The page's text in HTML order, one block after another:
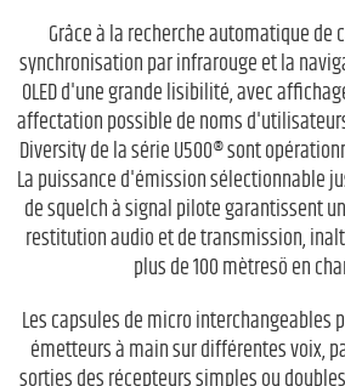
Grâce à la recherche automatique de
synchronisation par infrarouge et la
OLED d'une grande lisibilité, avec
affectation possible de noms
Diversity de la série U500® sont
La puissance d'émission sélectionnable
de squelch à signal pilote garantissent
restitution audio et de transmission,
plus de 100 mètresö en
Les capsules de micro interchangeables
émetteurs à main sur différentes voix,